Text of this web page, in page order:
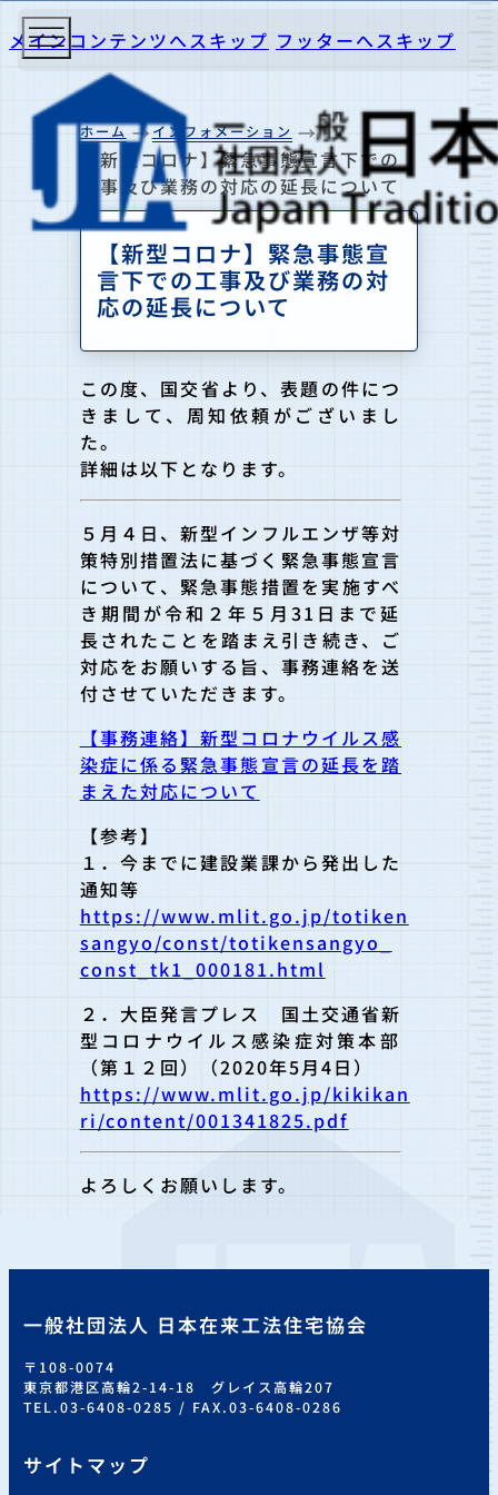
メインコンテンツへスキップ フッターへスキップ
ホーム インフォメーション
【新型コロナ】緊急事態宣言下での
工事及び業務の対応の延長について
【新型コロナ】緊急事態宣
言下での工事及び業務の対
応の延長について
この度、国交省より、表題の件につ
きまして、周知依頼がございまし
た。
詳細は以下となります。
５月４日、新型インフルエンザ等対
策特別措置法に基づく緊急事態宣言
について、緊急事態措置を実施すべ
き期間が令和２年５月31日ま で延
長されたことを踏まえ引き続き、ご
対応をお願いする旨、事務連絡を送
付させていただき ます。
【事務連絡】新型コロナウイルス感
染症に係る緊急事態宣言の延長を踏
まえた対応について
【参考】
１．今までに建設業課から発出した
通知等
https://www.mlit.go.jp/totiken
sangyo/const/totikensangyo_
const_tk1_000181.html
２．大臣発言プレス 国土交通省新
型コロナウイルス感染症対策本部
（第１２回）（2020年5月4日）
https://www.mlit.go.jp/kikikan
ri/content/001341825.pdf
よろしくお願いします。
一般社団法人 日本在来工法住宅協会
〒108-0074
東京都港区高輪2-14-18 グレイス高輪207
TEL.03-6408-0285 / FAX.03-6408-0286
サイトマップ